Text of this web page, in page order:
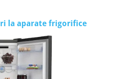
la aparate frigorifice